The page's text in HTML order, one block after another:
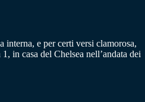
interna, e per certi versi clamorosa,
in casa del Chelsea nell’andata dei